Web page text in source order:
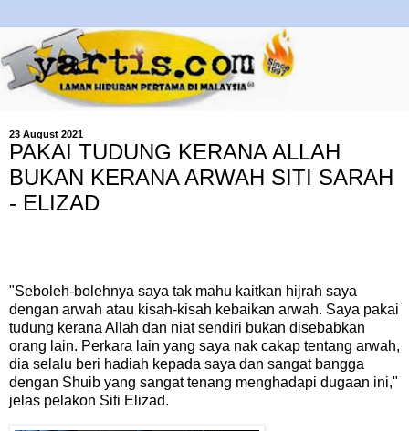
23 August 2021
PAKAI TUDUNG KERANA ALLAH
BUKAN KERANA ARWAH SITI SARAH
- ELIZAD
"Seboleh-bolehnya saya tak mahu kaitkan hijrah saya
dengan arwah atau kisah-kisah kebaikan arwah. Saya pakai
tudung kerana Allah dan niat sendiri bukan disebabkan
orang lain. Perkara lain yang saya nak cakap tentang arwah,
dia selalu beri hadiah kepada saya dan sangat bangga
dengan Shuib yang sangat tenang menghadapi dugaan ini,"
jelas pelakon Siti Elizad.